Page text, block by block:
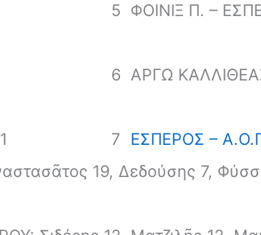
5 ΦΟΙΝΙΞ Π. –
6 ΑΡΓΩ
7 ΕΣΠΕΡΟΣ –
19, Δεδούσης 7,